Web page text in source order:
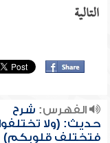
التالية
الفهرس: شرح
حديث: (ولا تختلفوا
فتختلف قلوبكم)